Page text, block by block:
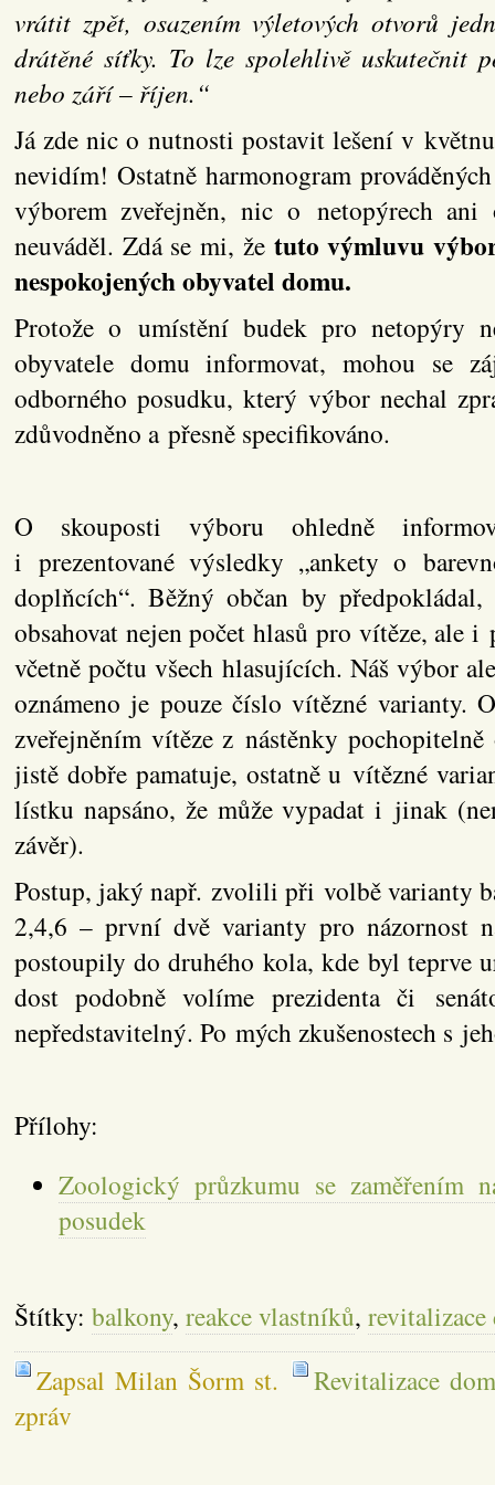
vrátit zpět, osazením výletových otvorů
drátěné síťky. To lze spolehlivě uskutečnit
nebo září – říjen.“
Já zde nic o nutnosti postavit lešení v
nevidím! Ostatně harmonogram
výborem zveřejněn, nic o netopýrech
neuváděl. Zdá se mi, že tuto výmluvu
nespokojených obyvatel domu.
Protože o umístění budek pro netopýry
obyvatele domu informovat, mohou se
odborného posudku, který výbor nechal
zdůvodněno a přesně specifikováno.
O skouposti výboru ohledně
i prezentované výsledky „ankety o
doplňcích“. Běžný občan by
obsahovat nejen počet hlasů pro vítěze, ale
včetně počtu všech hlasujících. Náš výbor
oznámeno je pouze číslo vítězné varianty.
zveřejněním vítěze z nástěnky
jistě dobře pamatuje, ostatně u vítězné
lístku napsáno, že může vypadat i jinak
závěr).
Postup, jaký např. zvolili při volbě varianty
2,4,6 – první dvě varianty pro názornost
postoupily do druhého kola, kde byl teprve
dost podobně volíme prezidenta či
nepředstavitelný. Po mých zkušenostech s
Přílohy:
Zoologický průzkumu se zaměřením
posudek
Štítky: balkony, reakce vlastníků, revitalizace
Zapsal Milan Šorm st.
Revitalizace
zpráv